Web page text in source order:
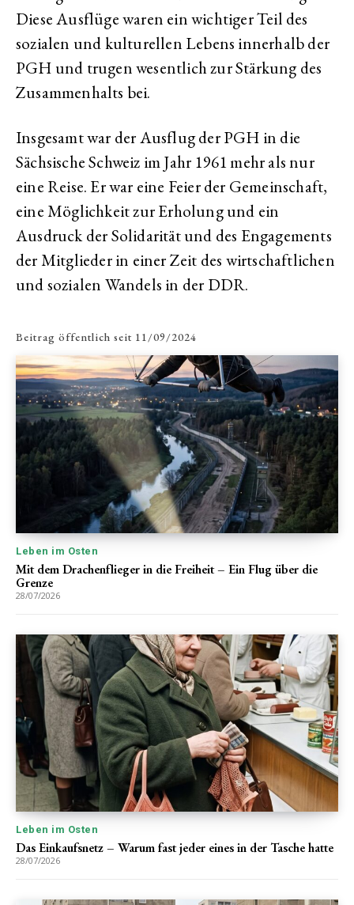
Diese Ausflüge waren ein wichtiger Teil des
sozialen und kulturellen Lebens innerhalb der
PGH und trugen wesentlich zur Stärkung des
Zusammenhalts bei.
Insgesamt war der Ausflug der PGH in die
Sächsische Schweiz im Jahr 1961 mehr als nur
eine Reise. Er war eine Feier der Gemeinschaft,
eine Möglichkeit zur Erholung und ein
Ausdruck der Solidarität und des Engagements
der Mitglieder in einer Zeit des wirtschaftlichen
und sozialen Wandels in der DDR.
Beitrag öffentlich seit 11/09/2024
Leben im Osten
Mit dem Drachenflieger in die Freiheit – Ein Flug über die
Grenze
28/07/2026
Leben im Osten
Das Einkaufsnetz – Warum fast jeder eines in der Tasche hatte
28/07/2026